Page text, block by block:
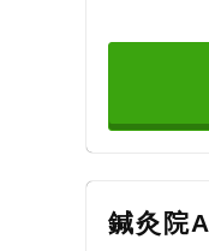
お身体の
改善を目
分）」も
い。
鍼灸院